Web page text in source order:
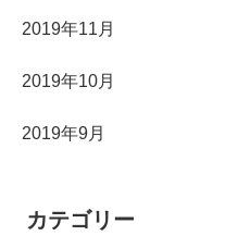
2019年11月
2019年10月
2019年9月
カテゴリー